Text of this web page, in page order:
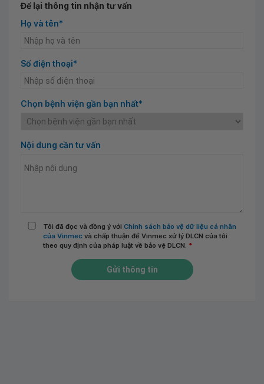
Để lại thông tin nhận tư vấn
Họ và tên*
Số điện thoại*
Chọn bệnh viện gần bạn nhất*
Nội dung cần tư vấn
Tôi đã đọc và đồng ý với Chính sách bảo vệ dữ liệu cá nhân
của Vinmec và chấp thuận để Vinmec xử lý DLCN của tôi
theo quy định của pháp luật về bảo vệ DLCN. *
Gửi thông tin